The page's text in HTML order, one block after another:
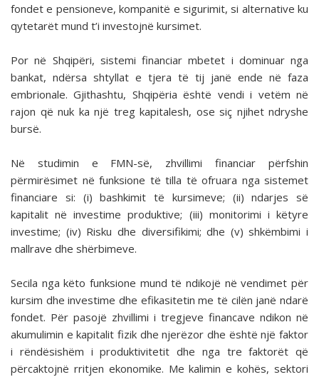
fondet e pensioneve, kompanitë e sigurimit, si alternative ku
qytetarët mund t’i investojnë kursimet.
Por në Shqipëri, sistemi financiar mbetet i dominuar nga
bankat, ndërsa shtyllat e tjera të tij janë ende në faza
embrionale. Gjithashtu, Shqipëria është vendi i vetëm në
rajon që nuk ka një treg kapitalesh, ose siç njihet ndryshe
bursë.
Në studimin e FMN-së, zhvillimi financiar përfshin
përmirësimet në funksione të tilla të ofruara nga sistemet
financiare si: (i) bashkimit të kursimeve; (ii) ndarjes së
kapitalit në investime produktive; (iii) monitorimi i këtyre
investime; (iv) Risku dhe diversifikimi; dhe (v) shkëmbimi i
mallrave dhe shërbimeve.
Secila nga këto funksione mund të ndikojë në vendimet për
kursim dhe investime dhe efikasitetin me të cilën janë ndarë
fondet. Për pasojë zhvillimi i tregjeve financave ndikon në
akumulimin e kapitalit fizik dhe njerëzor dhe është një faktor
i rëndësishëm i produktivitetit dhe nga tre faktorët që
përcaktojnë rritjen ekonomike. Me kalimin e kohës, sektori